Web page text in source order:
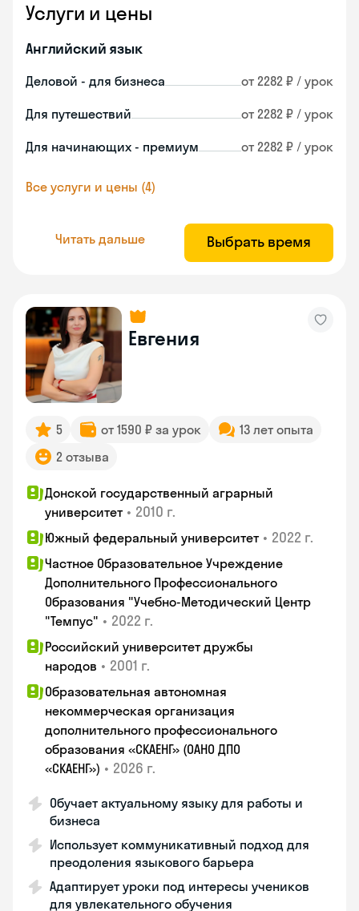
Услуги и цены
Английский язык
Деловой - для бизнеса от 2282 ₽ / урок
Для путешествий от 2282 ₽ / урок
Для начинающих - премиум от 2282 ₽ / урок
Все услуги и цены (4)
Читать дальше Выбрать время
Евгения
5 от 1590 ₽ за урок
13 лет опыта
2 отзыва
Донской государственный аграрный
университет • 2010 г.
Южный федеральный университет • 2022 г.
Частное Образовательное Учреждение
Дополнительного Профессионального
Образования "Учебно-Методический Центр
"Темпус" • 2022 г.
Российский университет дружбы
народов • 2001 г.
Образовательная автономная
некоммерческая организация
дополнительного профессионального
образования «СКАЕНГ» (ОАНО ДПО
«СКАЕНГ») • 2026 г.
Обучает актуальному языку для работы и
бизнеса
Использует коммуникативный подход для
преодоления языкового барьера
Адаптирует уроки под интересы учеников
для увлекательного обучения